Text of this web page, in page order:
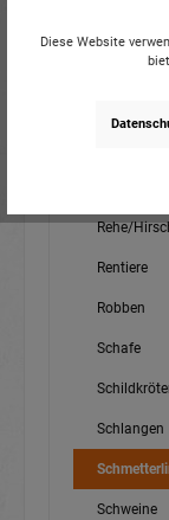
Rehe/
Rentiere
Robben
Schafe
Schlangen
Schweine
Diese Website